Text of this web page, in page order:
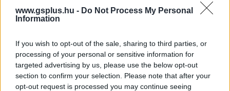
www.gsplus.hu - Do Not Process My Personal
Information
If you wish to opt-out of the sale, sharing to third parties, or
processing of your personal or sensitive information for
targeted advertising by us, please use the below opt-out
section to confirm your selection. Please note that after your
opt-out request is processed you may continue seeing
tonnaszám keringenek a világhálón mostanság. Ezen
hírek köztakadnak jobbak
Nintendo döntésről mesél. Történt ugyanis, hogy a
Nintendo csak egy gépen engedélyezi profilunk
létezését, azaz a haverhoz átszaladva nem tudunk az ő
gépéről belogolni.